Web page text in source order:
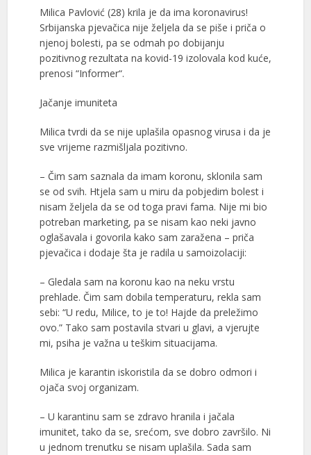
Milica Pavlović (28) krila je da ima koronavirus!
Srbijanska pjevačica nije željela da se piše i priča o
njenoj bolesti, pa se odmah po dobijanju
pozitivnog rezultata na kovid-19 izolovala kod kuće,
prenosi “Informer“.
Jačanje imuniteta
Milica tvrdi da se nije uplašila opasnog virusa i da je
sve vrijeme razmišljala pozitivno.
– Čim sam saznala da imam koronu, sklonila sam
se od svih. Htjela sam u miru da pobjedim bolest i
nisam željela da se od toga pravi fama. Nije mi bio
potreban marketing, pa se nisam kao neki javno
oglašavala i govorila kako sam zaražena – priča
pjevačica i dodaje šta je radila u samoizolaciji:
– Gledala sam na koronu kao na neku vrstu
prehlade. Čim sam dobila temperaturu, rekla sam
sebi: “U redu, Milice, to je to! Hajde da preležimo
ovo.” Tako sam postavila stvari u glavi, a vjerujte
mi, psiha je važna u teškim situacijama.
Milica je karantin iskoristila da se dobro odmori i
ojača svoj organizam.
– U karantinu sam se zdravo hranila i jačala
imunitet, tako da se, srećom, sve dobro završilo. Ni
u jednom trenutku se nisam uplašila. Sada sam